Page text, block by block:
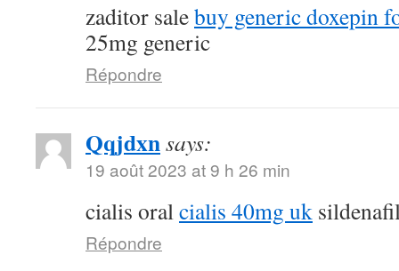
zaditor salebuy generic doxepin
25mg generic
Répondre
Qqjdxnsays:
19 août 2023 at 9 h 26 min
cialis oralcialis 40mg uk
Répondre